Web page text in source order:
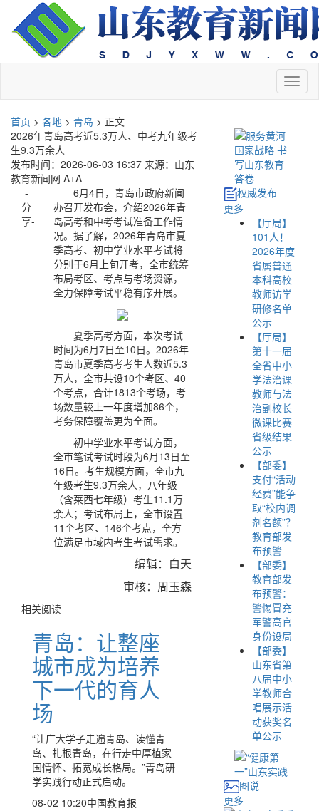
切
换
首页 > 各地 > 青岛 > 正文
2026年青岛高考近5.3万人、中考九年级考
生9.3万余人
发布时间：2026-06-03 16:37 来源：山东
教育新闻网 A+A-
-
分
享-
6月4日，青岛市政府新闻
办召开发布会，介绍2026年青
岛高考和中考考试准备工作情
况。据了解，2026年青岛市夏
季高考、初中学业水平考试将
分别于6月上旬开考，全市统筹
布局考区、考点与考场资源，
全力保障考试平稳有序开展。
夏季高考方面，本次考试
时间为6月7日至10日。2026年
青岛市夏季高考考生人数近5.3
万人，全市共设10个考区、40
个考点，合计1813个考场，考
场数量较上一年度增加86个，
考务保障覆盖更为全面。
初中学业水平考试方面，
全市笔试考试时段为6月13日至
16日。考生规模方面，全市九
年级考生9.3万余人，八年级
（含莱西七年级）考生11.1万
余人；考试布局上，全市设置
11个考区、146个考点，全方
位满足市域内考生考试需求。
编辑：白天
审核：周玉森
相关阅读
青岛：让整座
城市成为培养
下一代的育人
场
“让广大学子走遍青岛、读懂青
岛、扎根青岛，在行走中厚植家
国情怀、拓宽成长格局。”青岛研
学实践行动正式启动。
08-02 10:20中国教育报
权威发布
更多
【厅局】
101人！
2026年度
省属普通
本科高校
教师访学
研修名单
公示
【厅局】
第十一届
全省中小
学法治课
教师与法
治副校长
微课比赛
省级结果
公示
【部委】
支付“活动
经费”能争
取“校内调
剂名额”？
教育部发
布预警
【部委】
教育部发
布预警：
警惕冒充
军警高官
身份设局
【部委】
山东省第
八届中小
学教师合
唱展示活
动获奖名
单公示
图说
更多